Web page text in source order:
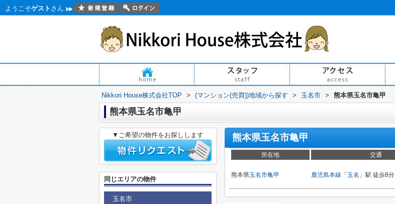
ようこそゲスト さん
Nikkori House株式会社TOP > (マンション(売買))地域から探す > 玉名市 > 熊本県玉名市亀甲
熊本県玉名市亀甲
熊本県玉名市亀甲
所在地 交通
熊本県玉名市亀甲 鹿児島本線 「 玉名 」駅 徒歩8分
▼ご希望の物件をお探しします
同じエリアの物件
玉名市